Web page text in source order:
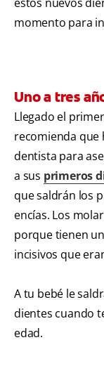
momento para
Uno a tres
Llegado el
recomienda que
dentista para
a sus primeros
que saldrán los
encías. Los
porque tienen
incisivos que
A tu bebé le
dientes cuando
edad.